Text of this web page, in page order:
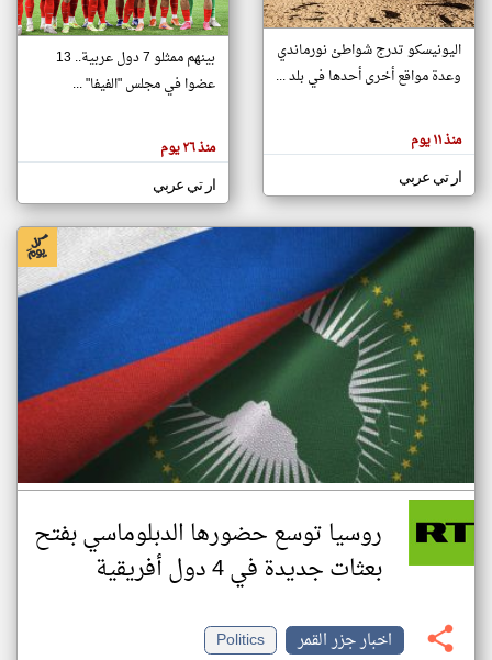
تغيير الدولة
اخبار جزر القمر على مدار الساعة
أهم اخبار جزر القمر العاجلة والمباشرة
هنا عن
وجهة
كاتبيها.
اليونيسكو تدرج شواطئ نورماندي
وعدة مواقع أخرى أحدها في بلد ...
منذ ١١ يوم
ار تي عربي
بينهم ممثلو 7 دول عربية.. 13
عضوا في مجلس "الفيفا" ...
منذ ٢٦ يوم
ار تي عربي
روسيا توسع حضورها الدبلوماسي بفتح
بعثات جديدة في 4 دول أفريقية
اخبار جزر القمر
Politics
klyoum.com